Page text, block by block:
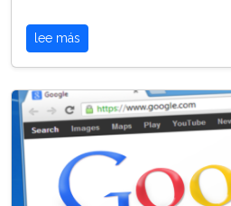
lee más